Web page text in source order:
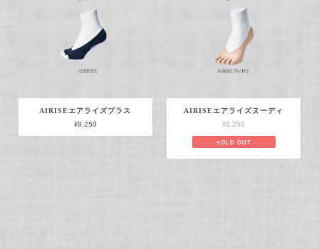
AIRISEエアライズプラス
¥8,250
AIRISEエアライズヌーディ
¥8,250
SOLD OUT